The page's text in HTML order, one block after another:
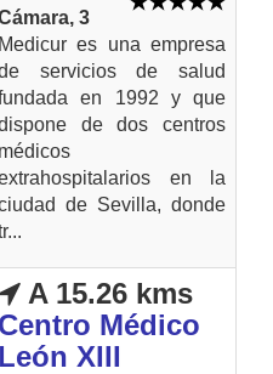
3
Medicur es una empresa
servicios de salud
en 1992 y que
de dos centros
médicos
en la
de Sevilla, donde
A 15.26 kms
Centro Médico
León XIII